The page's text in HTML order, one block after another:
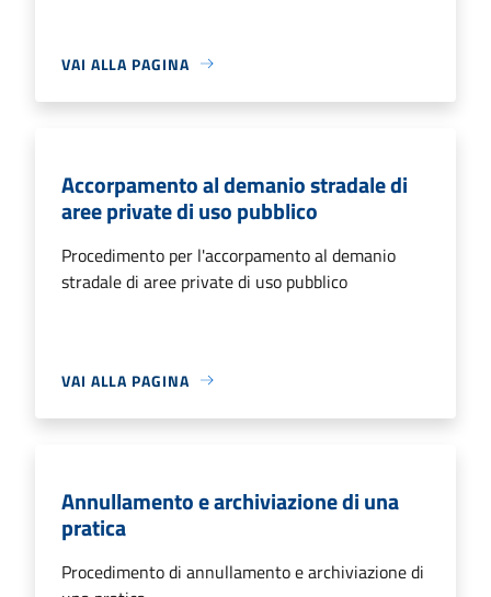
VAI ALLA PAGINA
Accorpamento al demanio stradale di
aree private di uso pubblico
Procedimento per l'accorpamento al demanio
stradale di aree private di uso pubblico
VAI ALLA PAGINA
Annullamento e archiviazione di una
pratica
Procedimento di annullamento e archiviazione di